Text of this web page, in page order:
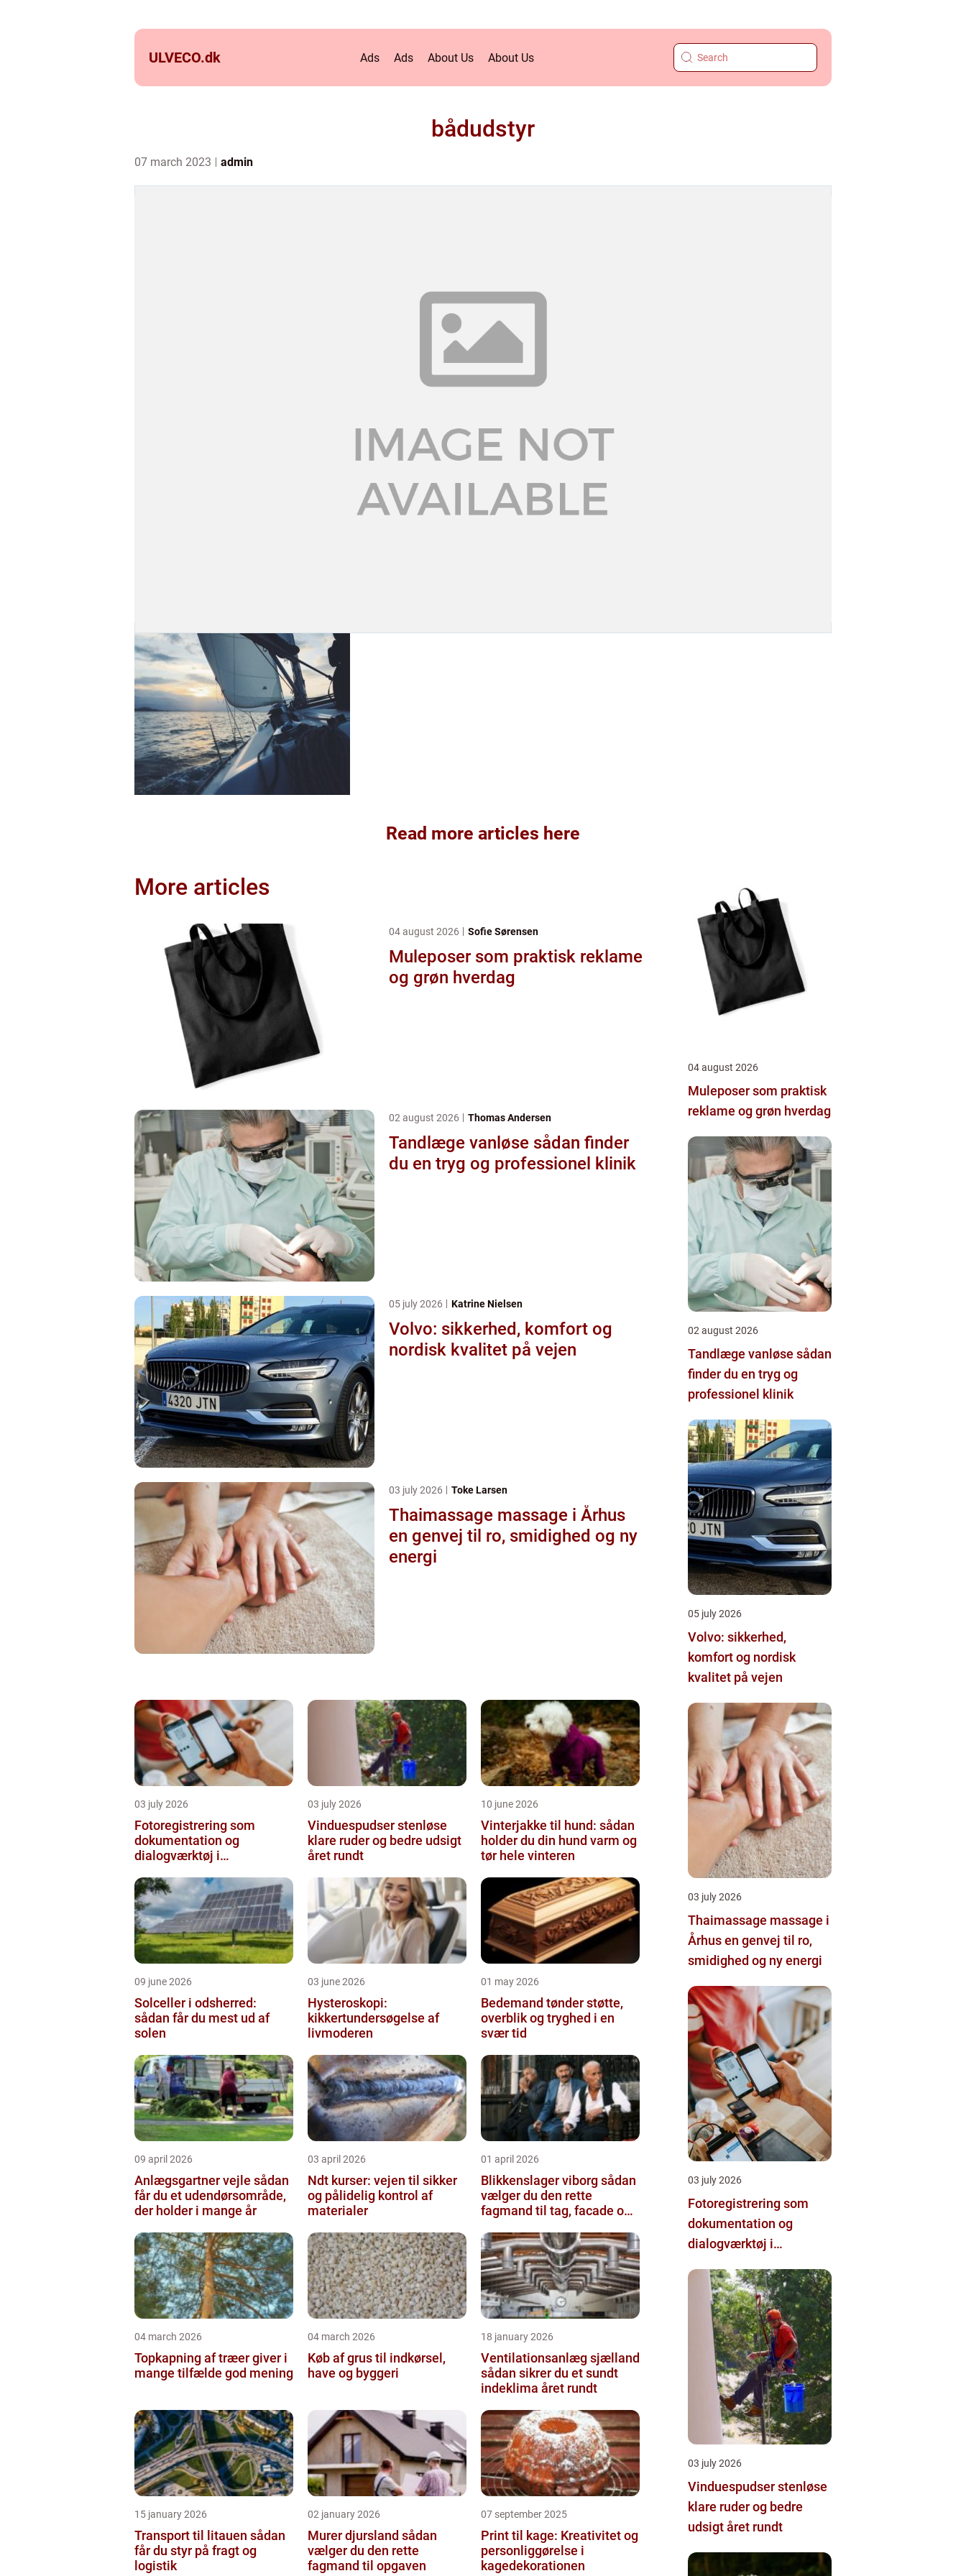
ULVECO.dk Ads Ads About Us About Us
bådudstyr
07 march 2023 admin
Read more articles here
More articles
04 august 2026 Sofie Sørensen
Muleposer som praktisk reklame
og grøn hverdag
02 august 2026 Thomas Andersen
Tandlæge vanløse sådan finder
du en tryg og professionel klinik
05 july 2026 Katrine Nielsen
Volvo: sikkerhed, komfort og
nordisk kvalitet på vejen
03 july 2026 Toke Larsen
Thaimassage massage i Århus
en genvej til ro, smidighed og ny
energi
03 july 2026
Fotoregistrering som
dokumentation og
dialogværktøj i
03 july 2026
Vinduespudser stenløse
klare ruder og bedre udsigt
året rundt
10 june 2026
Vinterjakke til hund: sådan
holder du din hund varm og
tør hele vinteren
09 june 2026
Solceller i odsherred:
sådan får du mest ud af
solen
03 june 2026
Hysteroskopi:
kikkertundersøgelse af
livmoderen
01 may 2026
Bedemand tønder støtte,
overblik og tryghed i en
svær tid
09 april 2026
Anlægsgartner vejle sådan
får du et udendørsområde,
der holder i mange år
03 april 2026
Ndt kurser: vejen til sikker
og pålidelig kontrol af
materialer
01 april 2026
Blikkenslager viborg sådan
vælger du den rette
fagmand til tag, facade og
04 march 2026
Topkapning af træer giver i
mange tilfælde god mening
04 march 2026
Køb af grus til indkørsel,
have og byggeri
18 january 2026
Ventilationsanlæg sjælland
sådan sikrer du et sundt
indeklima året rundt
15 january 2026
Transport til litauen sådan
får du styr på fragt og
logistik
02 january 2026
Murer djursland sådan
vælger du den rette
fagmand til opgaven
07 september 2025
Print til kage: Kreativitet og
personliggørelse i
kagedekorationen
04 august 2026
Muleposer som praktisk
reklame og grøn hverdag
02 august 2026
Tandlæge vanløse sådan
finder du en tryg og
professionel klinik
05 july 2026
Volvo: sikkerhed,
komfort og nordisk
kvalitet på vejen
03 july 2026
Thaimassage massage i
Århus en genvej til ro,
smidighed og ny energi
03 july 2026
Fotoregistrering som
dokumentation og
dialogværktøj i
03 july 2026
Vinduespudser stenløse
klare ruder og bedre
udsigt året rundt